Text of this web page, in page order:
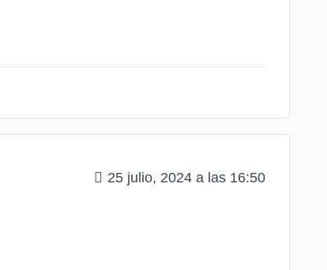
25 julio, 2024 a las 16:50